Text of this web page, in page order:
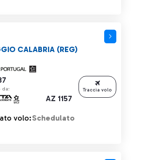
da:
AZ 1157
CALABRIA (REG)
volo:Schedulato
Traccia volo